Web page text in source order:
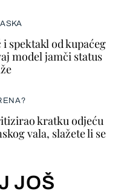
spektakl od kupaćeg
model jamči status
kratku odjeću
vala, slažete li se
JOŠ